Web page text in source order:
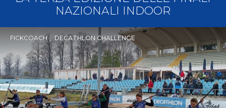
NAZIONALI INDOOR
FICKCOACH DECATHLON CHALLENGE